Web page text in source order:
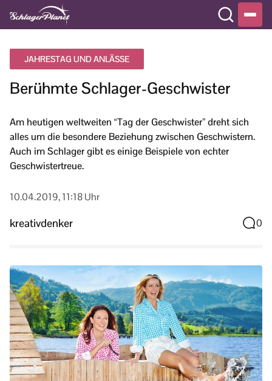
JAHRESTAG UND ANLÄSSE
Berühmte Schlager-Geschwister
Am heutigen weltweiten “Tag der Geschwister” dreht sich
alles um die besondere Beziehung zwischen Geschwistern.
Auch im Schlager gibt es einige Beispiele von echter
Geschwistertreue.
10.04.2019, 11:18 Uhr
kreativdenker 0